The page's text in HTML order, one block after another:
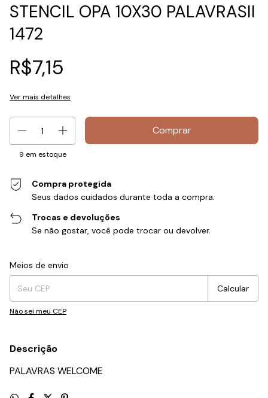
STENCIL OPA 10X30 PALAVRASII
1472
R$7,15
Ver mais detalhes
9 em estoque
Compra protegida
Seus dados cuidados durante toda a compra.
Trocas e devoluções
Se não gostar, você pode trocar ou devolver.
Entregas para o CEP:
Meios de envio
Calcular
Não sei meu CEP
Descrição
PALAVRAS WELCOME